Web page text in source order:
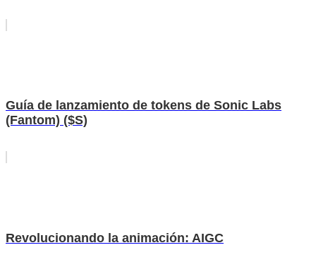
Guía de lanzamiento de tokens de Sonic Labs
(Fantom) ($S)
Revolucionando la animación: AIGC